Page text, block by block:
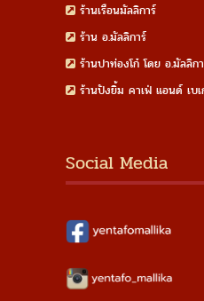
ร้านเรือนมัลลิการ์
ร้าน อ.มัลลิการ์
ร้านปาท่องโก๋ โดย อ.มัลลิก
ร้านปังยิ้ม คาเฟ่ แอนด์ เบเ
Social Media